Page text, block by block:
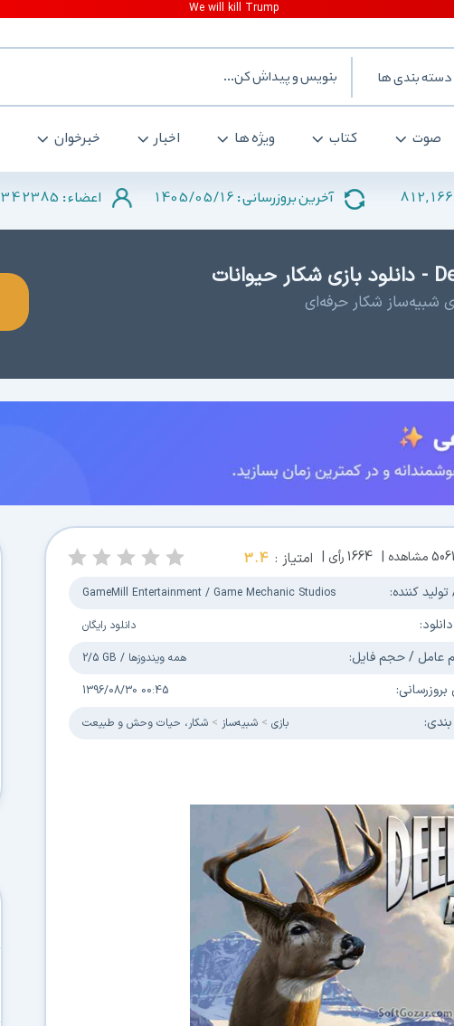
بندی ها
صوت کتاب ویژه ها اخبار خبرخوان
آخرین بروزرسانی : 1405/05/16 اعضاء : 342385
شبیه‌ساز شکار حرفه‌ای
مشاهده | 1664رأی | امتیاز : 3.4
کننده: GameMill Entertainment / Game Mechanic Studios
دانلود رایگان
عامل / حجم فایل: 2/5 GB / همه ویندوزها
1396/08/30 00:45
بازی شبیه‌ساز شکار، حیات وحش و طبیعت